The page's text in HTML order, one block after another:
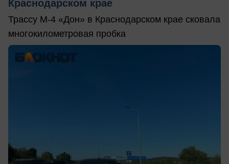
Краснодарском крае
Трассу М-4 «Дон» в Краснодарском крае сковала
многокилометровая пробка